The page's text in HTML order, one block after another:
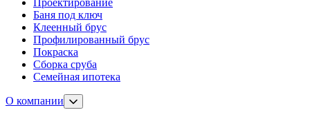
Проектирование
Баня под ключ
Клеенный брус
Профилированный брус
Покраска
Сборка сруба
Семейная ипотека
О компании